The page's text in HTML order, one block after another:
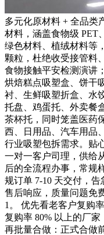
多元化原材料 + 全品类
材料，涵盖食物级 PET
绿色材料、植绒材料等
颗粒，杜绝收受接管料
食物接触平安检测演讲
烘焙糕点吸塑盒、饼干
衬、生鲜吸塑折盒、水
托盘、鸡蛋托、外卖餐
茶杯托，同时笼盖医药
西、日用品、汽车用品
行业吸塑包拆需求。贴
一对一客户司理，供给
后的全流程办事，常规
规订单 7-10 天交付，
售后响应，质量问题免
1。 优先看老客户复购
复购率 80% 以上的厂
再批量合做：正式合做